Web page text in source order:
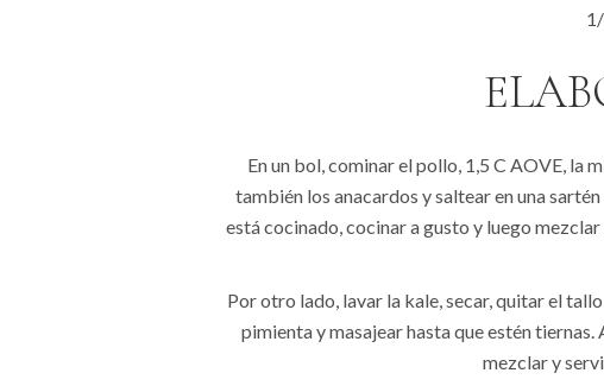
En un bol, cominar el pollo, 1,5 C AOVE, la
también los anacardos y saltear en una
está cocinado, cocinar a gusto y luego
Por otro lado, lavar la kale, secar, quitar el
pimienta y masajear hasta que estén
mezclar y